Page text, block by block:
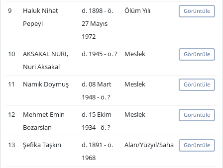
9
Haluk Nihat
Pepeyi
d. 1898 - ö.
27 Mayıs
1972
Ölüm Yılı Görüntüle
10
AKSAKAL NURİ,
Nuri Aksakal
d. 1945 - ö. ? Meslek Görüntüle
11 Namık Doymuş
d. 08 Mart
1948 - ö. ?
Meslek Görüntüle
12
Mehmet Emin
Bozarslan
d. 15 Ekim
1934 - ö. ?
Meslek Görüntüle
13 Şefika Taşkın
d. 1891 - ö.
1968
Alan/Yüzyıl/Saha Görüntüle